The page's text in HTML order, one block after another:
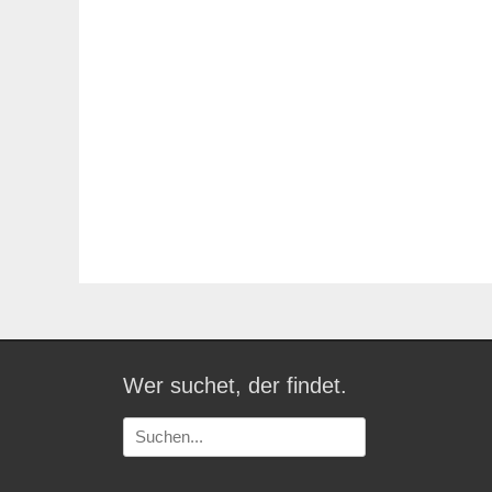
Wer suchet, der findet.
Suchen
nach: